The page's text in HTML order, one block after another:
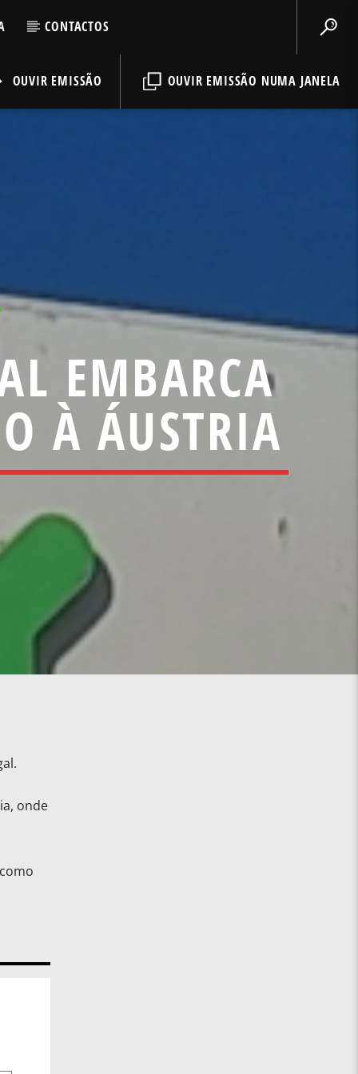
CONTACTOS
OUVIR EMISSÃO NUMA JANELA
OUVIR EMISSÃO
EMBARCA
À ÁUSTRIA
onde